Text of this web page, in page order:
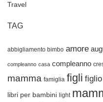
Travel
TAG
abbigliamento bimbo amore
compleanno casa compleanno
mamma famiglia figli figlio
libri per bambini light